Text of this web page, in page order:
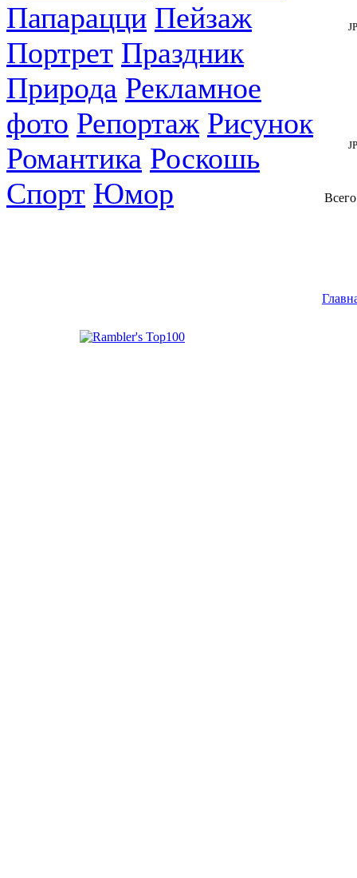
Папарацци Пейзаж
Портрет Праздник
Природа Рекламное
фото Репортаж Рисунок
Романтика Роскошь
Спорт Юмор